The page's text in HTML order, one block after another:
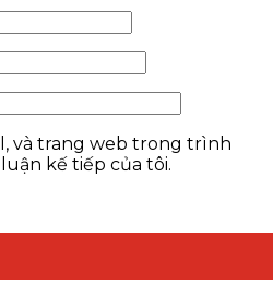
và trang web trong trình
kế tiếp của tôi.